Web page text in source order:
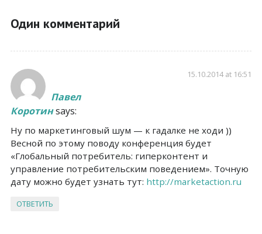
Один комментарий
Павел
Коротинsays:
15.10.2014 at 16:51
Ну по маркетинговый шум — к гадалке не ходи ))
Весной по этому поводу конференция будет
«Глобальный потребитель: гиперконтент и
управление потребительским поведением». Точную
дату можно будет узнать тут: http://marketaction.ru
ОТВЕТИТЬ